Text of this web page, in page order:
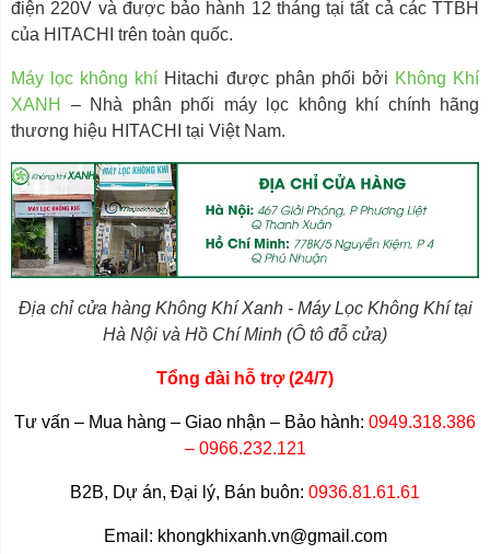
Đèn báo chỉ số PM2.5 và
TVOC, báo chất lượng
không khí theo màu sắc.
Dễ dàng di chuyển với
bánh xe.
Đèn báo chỉ số PM2.5 và
Dễ dàng di chuyển với
bánh xe.
điện 220V và được bảo hành 12 tháng tại tất cả các TTBH
của HITACHI trên toàn quốc.
Máy lọc không khí Hitachi được phân phối bởi Không Khí
XANH
– Nhà phân phối máy lọc không khí chính hãng
thương hiệu HITACHI tại Việt Nam.
Địa chỉ cửa hàng Không Khí Xanh - Máy Lọc Không Khí tại
Hà Nội và Hồ Chí Minh (Ô tô đỗ cửa)
Tổng đài hỗ trợ (24/7)
Tư vấn – Mua hàng – Giao nhận – Bảo hành: 0949.318.386
– 0966.232.121
B2B, Dự án, Đại lý, Bán buôn: 0936.81.61.61
Email: khongkhixanh.vn@gmail.com